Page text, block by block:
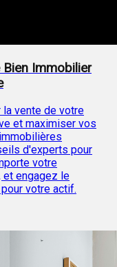
Immobilier
vente de votre
et maximiser vos
d'experts pour
votre
et engagez le
votre actif.